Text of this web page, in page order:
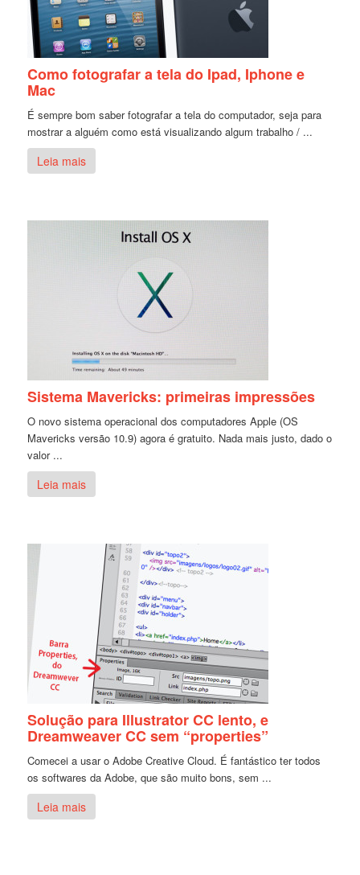
Como fotografar a tela do Ipad, Iphone e
Mac
É sempre bom saber fotografar a tela do computador, seja para
mostrar a alguém como está visualizando algum trabalho / ...
Leia mais
Sistema Mavericks: primeiras impressões
O novo sistema operacional dos computadores Apple (OS
Mavericks versão 10.9) agora é gratuito. Nada mais justo, dado o
valor ...
Leia mais
Solução para Illustrator CC lento, e
Dreamweaver CC sem “properties”
Comecei a usar o Adobe Creative Cloud. É fantástico ter todos
os softwares da Adobe, que são muito bons, sem ...
Leia mais